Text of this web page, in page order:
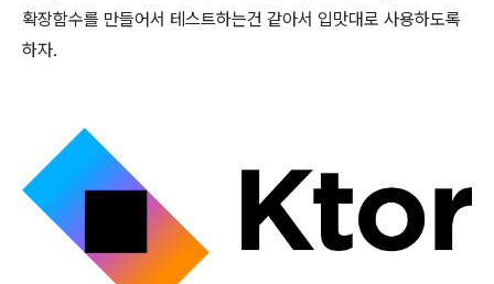
확장함수를 만들어서 테스트하는건 같아서 입맛대로 사용하도록
하자.